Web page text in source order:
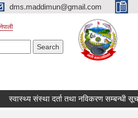
dms.maddimun@gmail.com
नेपाली
स्वास्थ्य संस्था दर्ता तथा नविकरण सम्बन्धी सूचना